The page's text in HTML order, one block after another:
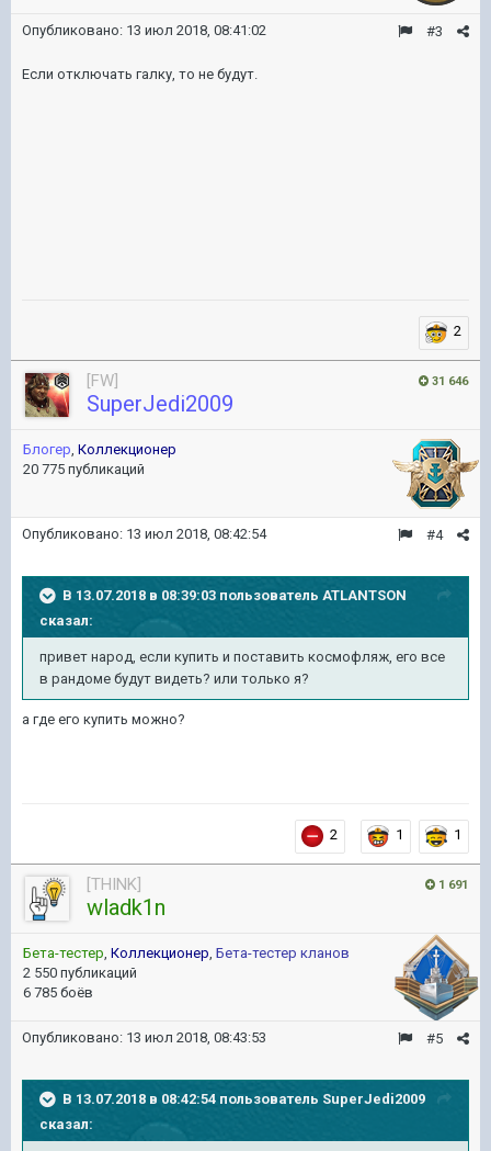
#3
Опубликовано: 13 июл 2018, 08:41:02
Если отключать галку, то не будут.
2
31 646
[FW]
SuperJedi2009
Блогер, Коллекционер
20 775 публикаций
#4
Опубликовано: 13 июл 2018, 08:42:54
В 13.07.2018 в 08:39:03 пользователь ATLANTSON
сказал:
привет народ, если купить и поставить космофляж, его все
в рандоме будут видеть? или только я?
а где его купить можно?
2 1 1
1 691
[THINK]
wladk1n
Бета-тестер, Коллекционер, Бета-тестер кланов
2 550 публикаций
6 785 боёв
#5
Опубликовано: 13 июл 2018, 08:43:53
В 13.07.2018 в 08:42:54 пользователь SuperJedi2009
сказал: